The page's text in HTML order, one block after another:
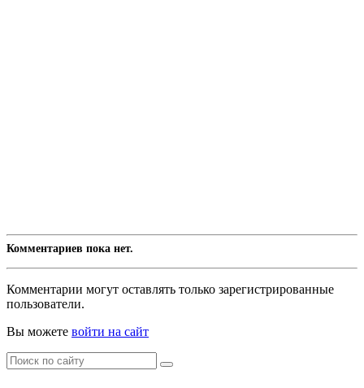
Комментариев пока нет.
Комментарии могут оставлять только зарегистрированные
пользователи.
Вы можете войти на сайт